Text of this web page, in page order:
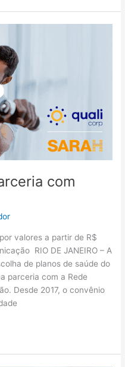
com
valores a partir de R$
RIO DE JANEIRO – A
de planos de saúde do
parceria com a Rede
Desde 2017, o convênio